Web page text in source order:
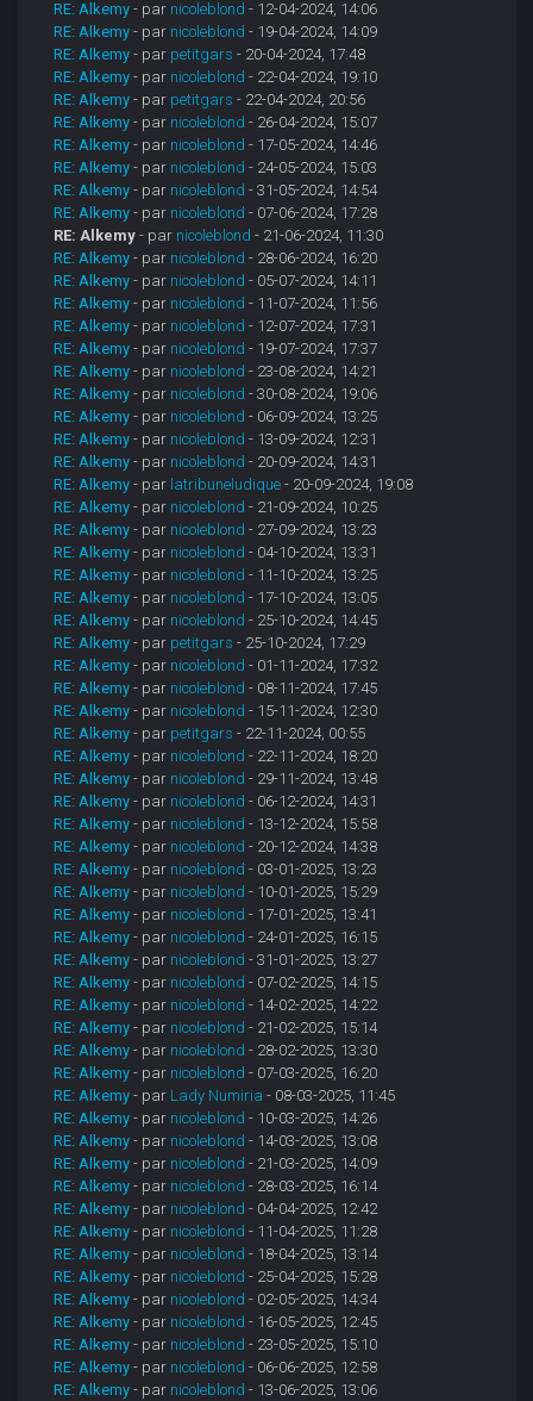
RE: Alkemy - par nicoleblond - 12-04-2024, 14:06
RE: Alkemy - par nicoleblond - 19-04-2024, 14:09
RE: Alkemy - par petitgars - 20-04-2024, 17:48
RE: Alkemy - par nicoleblond - 22-04-2024, 19:10
RE: Alkemy - par petitgars - 22-04-2024, 20:56
RE: Alkemy - par nicoleblond - 26-04-2024, 15:07
RE: Alkemy - par nicoleblond - 17-05-2024, 14:46
RE: Alkemy - par nicoleblond - 24-05-2024, 15:03
RE: Alkemy - par nicoleblond - 31-05-2024, 14:54
RE: Alkemy - par nicoleblond - 07-06-2024, 17:28
RE: Alkemy - par nicoleblond - 21-06-2024, 11:30
RE: Alkemy - par nicoleblond - 28-06-2024, 16:20
RE: Alkemy - par nicoleblond - 05-07-2024, 14:11
RE: Alkemy - par nicoleblond - 11-07-2024, 11:56
RE: Alkemy - par nicoleblond - 12-07-2024, 17:31
RE: Alkemy - par nicoleblond - 19-07-2024, 17:37
RE: Alkemy - par nicoleblond - 23-08-2024, 14:21
RE: Alkemy - par nicoleblond - 30-08-2024, 19:06
RE: Alkemy - par nicoleblond - 06-09-2024, 13:25
RE: Alkemy - par nicoleblond - 13-09-2024, 12:31
RE: Alkemy - par nicoleblond - 20-09-2024, 14:31
RE: Alkemy - par latribuneludique - 20-09-2024, 19:08
RE: Alkemy - par nicoleblond - 21-09-2024, 10:25
RE: Alkemy - par nicoleblond - 27-09-2024, 13:23
RE: Alkemy - par nicoleblond - 04-10-2024, 13:31
RE: Alkemy - par nicoleblond - 11-10-2024, 13:25
RE: Alkemy - par nicoleblond - 17-10-2024, 13:05
RE: Alkemy - par nicoleblond - 25-10-2024, 14:45
RE: Alkemy - par petitgars - 25-10-2024, 17:29
RE: Alkemy - par nicoleblond - 01-11-2024, 17:32
RE: Alkemy - par nicoleblond - 08-11-2024, 17:45
RE: Alkemy - par nicoleblond - 15-11-2024, 12:30
RE: Alkemy - par petitgars - 22-11-2024, 00:55
RE: Alkemy - par nicoleblond - 22-11-2024, 18:20
RE: Alkemy - par nicoleblond - 29-11-2024, 13:48
RE: Alkemy - par nicoleblond - 06-12-2024, 14:31
RE: Alkemy - par nicoleblond - 13-12-2024, 15:58
RE: Alkemy - par nicoleblond - 20-12-2024, 14:38
RE: Alkemy - par nicoleblond - 03-01-2025, 13:23
RE: Alkemy - par nicoleblond - 10-01-2025, 15:29
RE: Alkemy - par nicoleblond - 17-01-2025, 13:41
RE: Alkemy - par nicoleblond - 24-01-2025, 16:15
RE: Alkemy - par nicoleblond - 31-01-2025, 13:27
RE: Alkemy - par nicoleblond - 07-02-2025, 14:15
RE: Alkemy - par nicoleblond - 14-02-2025, 14:22
RE: Alkemy - par nicoleblond - 21-02-2025, 15:14
RE: Alkemy - par nicoleblond - 28-02-2025, 13:30
RE: Alkemy - par nicoleblond - 07-03-2025, 16:20
RE: Alkemy - par Lady Numiria - 08-03-2025, 11:45
RE: Alkemy - par nicoleblond - 10-03-2025, 14:26
RE: Alkemy - par nicoleblond - 14-03-2025, 13:08
RE: Alkemy - par nicoleblond - 21-03-2025, 14:09
RE: Alkemy - par nicoleblond - 28-03-2025, 16:14
RE: Alkemy - par nicoleblond - 04-04-2025, 12:42
RE: Alkemy - par nicoleblond - 11-04-2025, 11:28
RE: Alkemy - par nicoleblond - 18-04-2025, 13:14
RE: Alkemy - par nicoleblond - 25-04-2025, 15:28
RE: Alkemy - par nicoleblond - 02-05-2025, 14:34
RE: Alkemy - par nicoleblond - 16-05-2025, 12:45
RE: Alkemy - par nicoleblond - 23-05-2025, 15:10
RE: Alkemy - par nicoleblond - 06-06-2025, 12:58
RE: Alkemy - par nicoleblond - 13-06-2025, 13:06